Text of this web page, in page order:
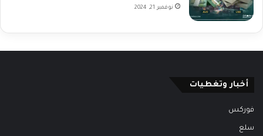
نوفمبر 21, 2024
أخبار وتغطيات
فوركس
سلع